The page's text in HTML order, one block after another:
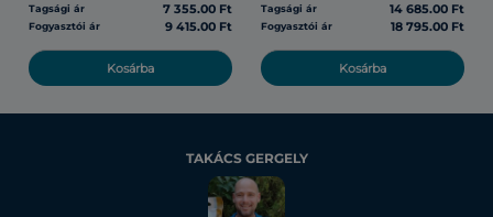
Tagsági ár 7 355.00 Ft
Fogyasztói ár 9 415.00 Ft
Kosárba
Tagsági ár 14 685.00 Ft
Fogyasztói ár 18 795.00 Ft
Kosárba
TAKÁCS GERGELY